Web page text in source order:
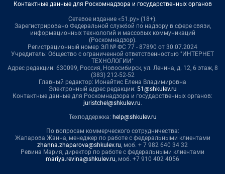
Контактные данные для Роскомнадзора и государственных органов
Сетевое издание «51.ру» (18+).
Зарегистрировано Федеральной службой по надзору в сфере связи,
информационных технологий и массовых коммуникаций
(Роскомнадзор).
Регистрационный номер ЭЛ № ФС 77 - 87890 от 30.07.2024
Учредитель: Общество с ограниченной ответственностью "ИНТЕРНЕТ
ТЕХНОЛОГИИ"
Адрес редакции: 630099, Россия, Новосибирск, ул. Ленина, д. 12, 6 этаж, 8
(383) 212-52-52
Главный редактор: Ионайтис Елена Владимировна
Электронный адрес редакции: 51@shkulev.ru
Контактные данные для Роскомнадзора и государственных органов:
juristchel@shkulev.ru.
Техподдержка: help@shkulev.ru
По вопросам коммерческого сотрудничества:
Жапарова Жанна, менеджер по работе с федеральными клиентами
zhanna.zhaparova@shkulev.ru, моб. + 7 982 640 34 32
Ревина Мария, директор по работе с федеральными клиентами
mariya.revina@shkulev.ru, моб. +7 910 402 4056